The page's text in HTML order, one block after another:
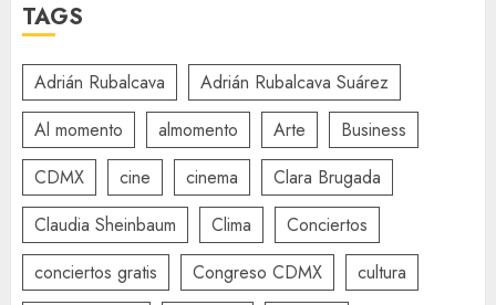
TAGS
Adrián Rubalcava
Adrián Rubalcava Suárez
Al momento
almomento Arte
Business
CDMX
cine cinema
Clara Brugada
Claudia Sheinbaum
Clima
Conciertos
conciertos gratis
Congreso CDMX
cultura